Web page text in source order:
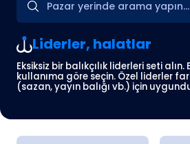
Liderler, halatlar
Eksiksiz bir balıkçılık liderleri seti
kullanıma göre seçin. Özel liderler
(sazan, yayın balığı vb.) için